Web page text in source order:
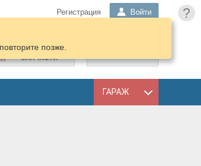
?
Регистрация Войти
ПОДОБРАТЬ
ЗАПЧАСТИ
ГАРАЖ
позже.